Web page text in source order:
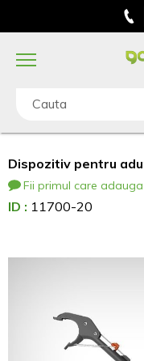
Cauta
Dispozitiv pentru
Fii primul care
ID : 11700-20